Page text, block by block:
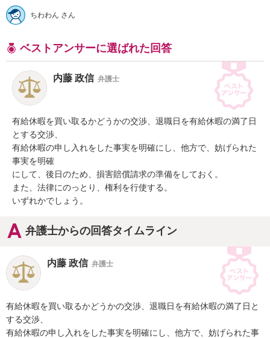
ちわわん さん
ベストアンサーに選ばれた回答
内藤 政信 弁護士
有給休暇を買い取るかどうかの交渉、退職日を有給休暇の満了日
とする交渉、
有給休暇の申し入れをした事実を明確にし、他方で、妨げられた
事実を明確
にして、後日のため、損害賠償請求の準備をしておく。
また、法律にのっとり、権利を行使する。
いずれかでしょう。
弁護士からの回答タイムライン
内藤 政信 弁護士
有給休暇を買い取るかどうかの交渉、退職日を有給休暇の満了日と
する交渉、
有給休暇の申し入れをした事実を明確にし、他方で、妨げられた事